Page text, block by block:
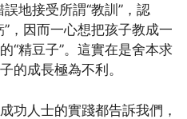
地接受所謂“教訓”，認
”，因而一心想把孩子教成一
“精豆子”。這實在是舍本求
的成長極為不利。
功人士的實踐都告訴我們，